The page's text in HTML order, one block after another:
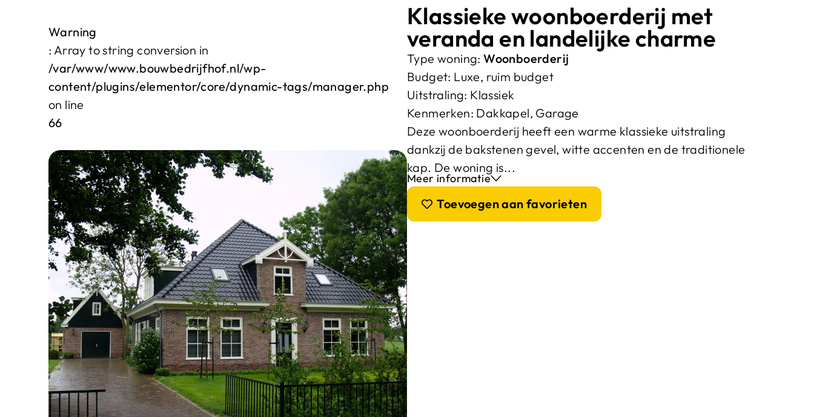
Warning
: Array to string conversion in
/var/www/www.bouwbedrijfhof.nl/wp-
content/plugins/elementor/core/dynamic-tags/manager.php
on line
66
Klassieke woonboerderij met
veranda en landelijke charme
Type woning:Woonboerderij
Budget: Luxe, ruim budget
Uitstraling: Klassiek
Kenmerken: Dakkapel, Garage
Deze woonboerderij heeft een warme klassieke uitstraling
dankzij de bakstenen gevel, witte accenten en de traditionele
kap. De woning is...
Meer informatie
Toevoegen aan favorieten